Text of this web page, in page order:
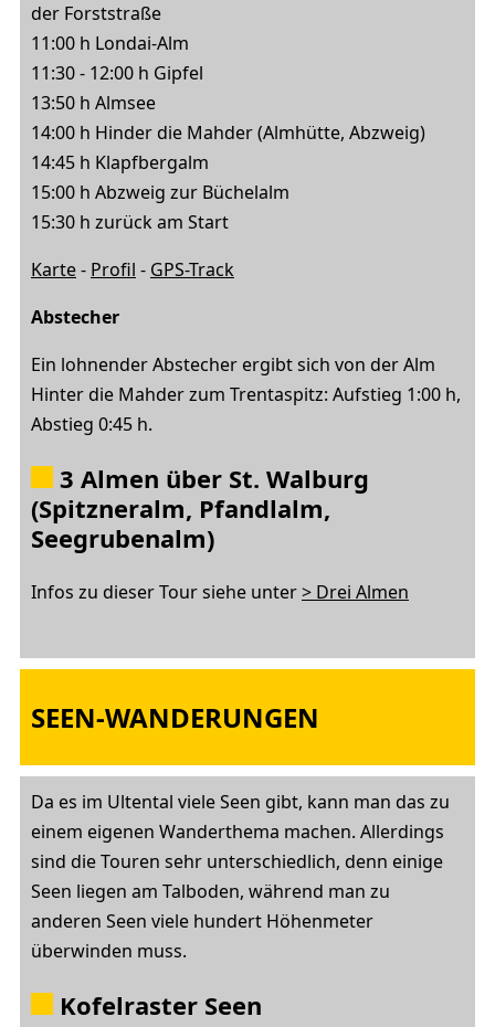
der Forststraße
11:00 h Londai-Alm
11:30 - 12:00 h Gipfel
13:50 h Almsee
14:00 h Hinder die Mahder (Almhütte, Abzweig)
14:45 h Klapfbergalm
15:00 h Abzweig zur Büchelalm
15:30 h zurück am Start
Karte- Profil - GPS-Track
Abstecher
Ein lohnender Abstecher ergibt sich von der Alm
Hinter die Mahder zum Trentaspitz: Aufstieg 1:00 h,
Abstieg 0:45 h.
3 Almen über St. Walburg
(Spitzneralm, Pfandlalm,
Seegrubenalm)
Infos zu dieser Tour siehe unter> Drei Almen
SEEN-WANDERUNGEN
Da es im Ultental viele Seen gibt, kann man das zu
einem eigenen Wanderthema machen. Allerdings
sind die Touren sehr unterschiedlich, denn einige
Seen liegen am Talboden, während man zu
anderen Seen viele hundert Höhenmeter
überwinden muss.
Kofelraster Seen